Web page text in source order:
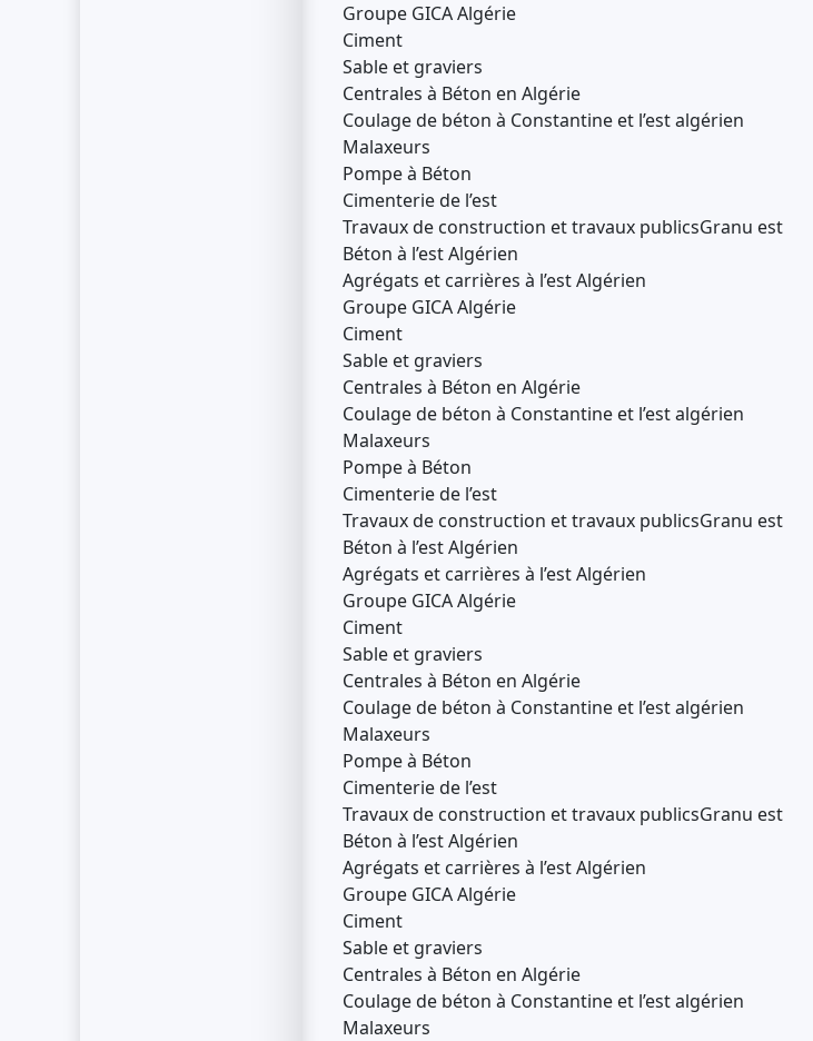
Groupe GICA Algérie
Ciment
Sable et graviers
Centrales à Béton en Algérie
Coulage de béton à Constantine et l’est algérien
Malaxeurs
Pompe à Béton
Cimenterie de l’est
Travaux de construction et travaux publicsGranu est
Béton à l’est Algérien
Agrégats et carrières à l’est Algérien
Groupe GICA Algérie
Ciment
Sable et graviers
Centrales à Béton en Algérie
Coulage de béton à Constantine et l’est algérien
Malaxeurs
Pompe à Béton
Cimenterie de l’est
Travaux de construction et travaux publicsGranu est
Béton à l’est Algérien
Agrégats et carrières à l’est Algérien
Groupe GICA Algérie
Ciment
Sable et graviers
Centrales à Béton en Algérie
Coulage de béton à Constantine et l’est algérien
Malaxeurs
Pompe à Béton
Cimenterie de l’est
Travaux de construction et travaux publicsGranu est
Béton à l’est Algérien
Agrégats et carrières à l’est Algérien
Groupe GICA Algérie
Ciment
Sable et graviers
Centrales à Béton en Algérie
Coulage de béton à Constantine et l’est algérien
Malaxeurs